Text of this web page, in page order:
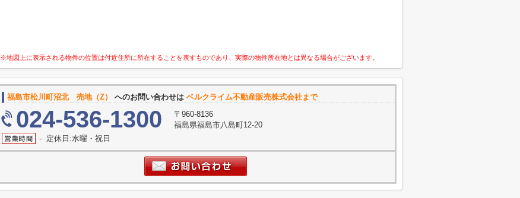
※地図上に表示される物件の位置は付近住所に所在することを表すものであり、実際の物件所在地とは異なる場合がございます。
福島市松川町沼北 売地（Z） へのお問い合わせは ベルクライム不動産販売株式会社まで
024-536-1300
〒960-8136
福島県福島市八島町12-20
- 定休日:水曜・祝日